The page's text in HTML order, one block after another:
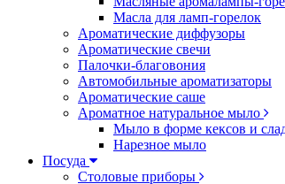
Масла для ламп-горелок
Ароматические диффузоры
Ароматические свечи
Палочки-благовония
Автомобильные ароматизаторы
Ароматические саше
Ароматное натуральное мыло
Мыло в форме кексов и
Нарезное мыло
Посуда
Столовые приборы